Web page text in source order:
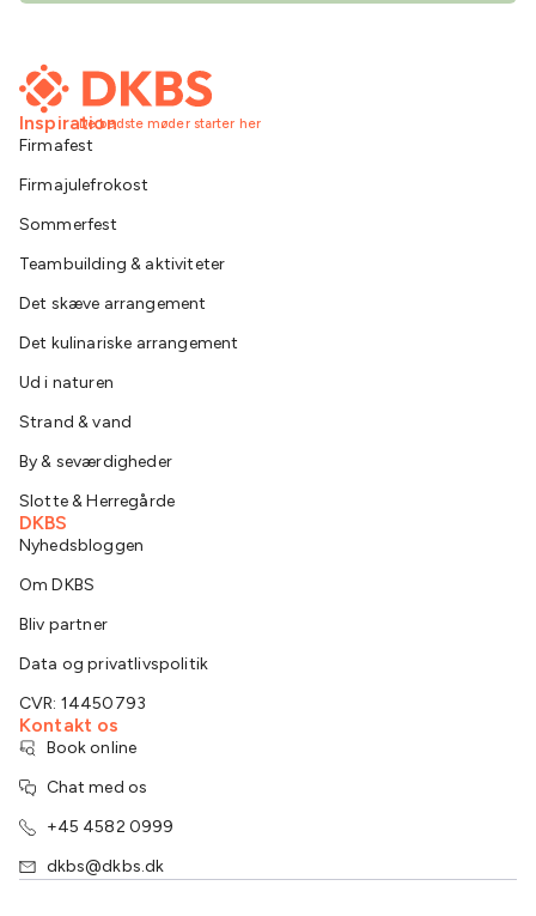
De bedste møder starter her
Inspiration
Firmafest
Firmajulefrokost
Sommerfest
Teambuilding & aktiviteter
Det skæve arrangement
Det kulinariske arrangement
Ud i naturen
Strand & vand
By & seværdigheder
Slotte & Herregårde
DKBS
Nyhedsbloggen
Om DKBS
Bliv partner
Data og privatlivspolitik
CVR: 14450793
Kontakt os
Book online
Chat med os
+45 4582 0999
dkbs@dkbs.dk